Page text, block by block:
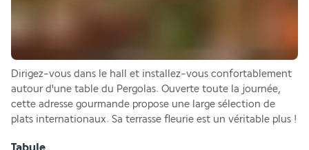
Dirigez-vous dans le hall et installez-vous confortablement
autour d'une table du Pergolas. Ouverte toute la journée,
cette adresse gourmande propose une large sélection de
plats internationaux. Sa terrasse fleurie est un véritable plus !
Tabule